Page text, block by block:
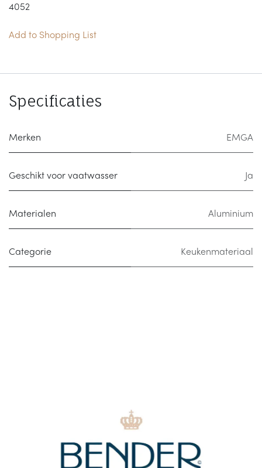
4052
Add to Shopping List
Specificaties
Merken EMGA
Geschikt voor vaatwasser Ja
Materialen Aluminium
Categorie Keukenmateriaal